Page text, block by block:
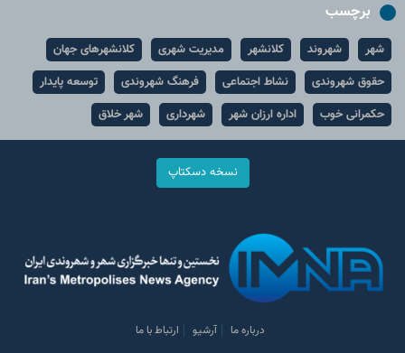
برچسب
شهر شهروند کلانشهر مدیریت شهری
کلانشهرهای جهان
حقوق شهروندی
نشاط اجتماعی فرهنگ شهروندی
توسعه پایدار
حکمرانی خوب
اداره ارزان شهر شهرداری شهر خلاق
نسخه دسکتاپ
درباره ما آرشیو ارتباط با ما